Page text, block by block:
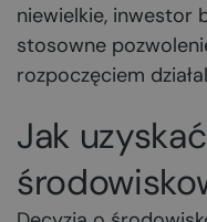
niewielkie, inwestor
stosowne
rozpoczęciem
Jak